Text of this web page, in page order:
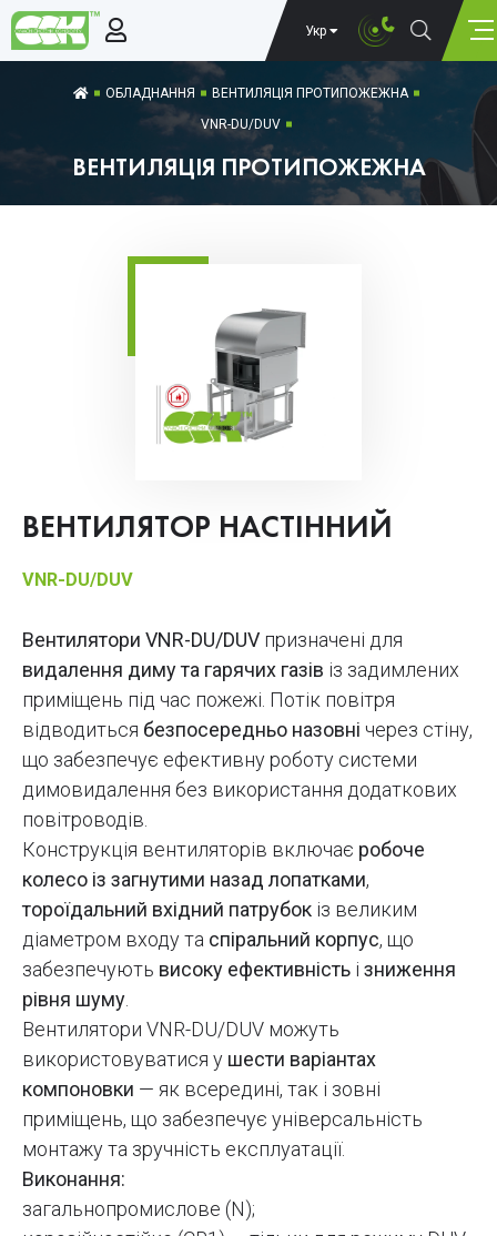
Укр
ОБЛАДНАННЯ
ВЕНТИЛЯЦІЯ ПРОТИПОЖЕЖНА
VNR-DU/DUV
ВЕНТИЛЯЦІЯ ПРОТИПОЖЕЖНА
ВЕНТИЛЯТОР НАСТІННИЙ
VNR-DU/DUV
Вентилятори VNR-DU/DUV призначені для
видалення диму та гарячих газів із задимлених
приміщень під час пожежі. Потік повітря
відводиться безпосередньо назовні через стіну,
що забезпечує ефективну роботу системи
димовидалення без використання додаткових
повітроводів.
Конструкція вентиляторів включає робоче
колесо із загнутими назад лопатками,
тороїдальний вхідний патрубок із великим
діаметром входу та спіральний корпус, що
забезпечують високу ефективність і зниження
рівня шуму
Вентилятори VNR-DU/DUV можуть
використовуватися у шести варіантах
компоновки — як всередині, так і зовні
приміщень, що забезпечує універсальність
монтажу та зручність експлуатації.
Виконання:
загальнопромислове (N);